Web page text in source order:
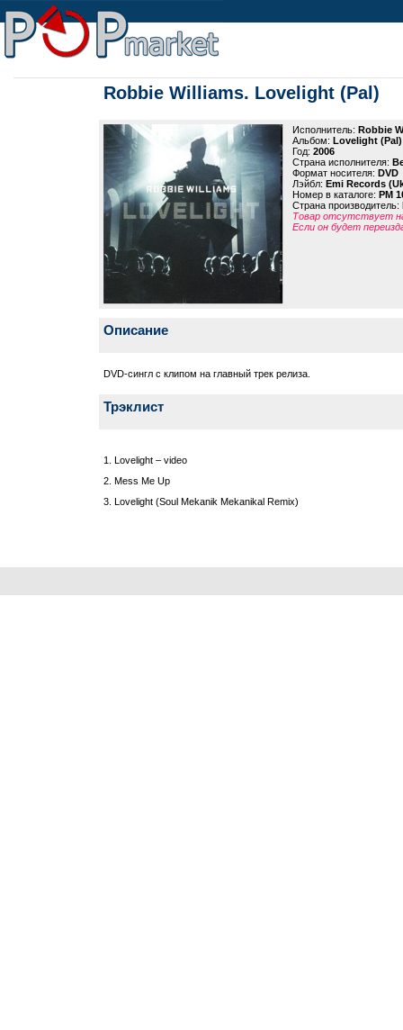
Robbie Williams. Lovelight (Pal)
Исполнитель: Robbie
Альбом: Lovelight (Pal)
Год: 2006
Страна исполнителя:
Формат носителя: DVD
Лэйбл: Emi Records
Номер в каталоге: PM
Страна производитель:
Товар отсутствует
Если он будет
Описание
DVD-сингл с клипом на главный трек релиза.
Трэклист
1. Lovelight – video
2. Mess Me Up
3. Lovelight (Soul Mekanik Mekanikal Remix)